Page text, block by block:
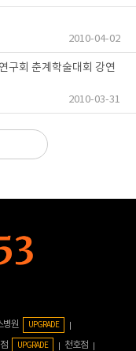
2010-04-02
구회 춘계학술대회 강연
2010-03-31
병원 UPGRADE
UPGRADE
천호점